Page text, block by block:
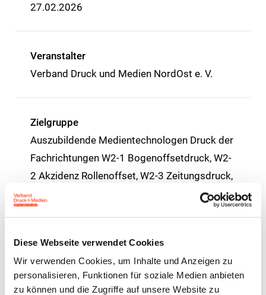
Diese Webseite verwendet Cookies
Wir verwenden Cookies, um Inhalte und Anzeigen zu
personalisieren, Funktionen für soziale Medien anbieten
zu können und die Zugriffe auf unsere Website zu
27.02.2026
Veranstalter
Verband Druck und Medien NordOst e. V.
Zielgruppe
Auszubildende Medientechnologen Druck der
Fachrichtungen W2-1 Bogenoffsetdruck, W2-
2 Akzidenz Rollenoffset, W2-3 Zeitungsdruck,
W2-4 Formulardruck, W2-8
Preise